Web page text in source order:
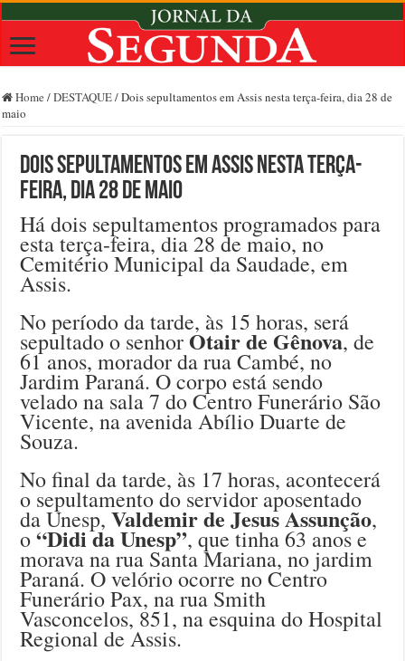
Home /DESTAQUE/Dois sepultamentos em Assis nesta terça-feira, dia 28 de
maio
Dois sepultamentos em Assis nesta terça-
feira, dia 28 de maio
Há dois sepultamentos programados para
esta terça-feira, dia 28 de maio, no
Cemitério Municipal da Saudade, em
Assis.
No período da tarde, às 15 horas, será
sepultado o senhorOtair de Gênova, de
61 anos, morador da rua Cambé, no
Jardim Paraná. O corpo está sendo
velado na sala 7 do Centro Funerário São
Vicente, na avenida Abílio Duarte de
Souza.
No final da tarde, às 17 horas, acontecerá
o sepultamento do servidor aposentado
da Unesp,Valdemir de Jesus Assunção,
o“Didi da Unesp”, que tinha 63 anos e
morava na rua Santa Mariana, no jardim
Paraná. O velório ocorre no Centro
Funerário Pax, na rua Smith
Vasconcelos, 851, na esquina do Hospital
Regional de Assis.